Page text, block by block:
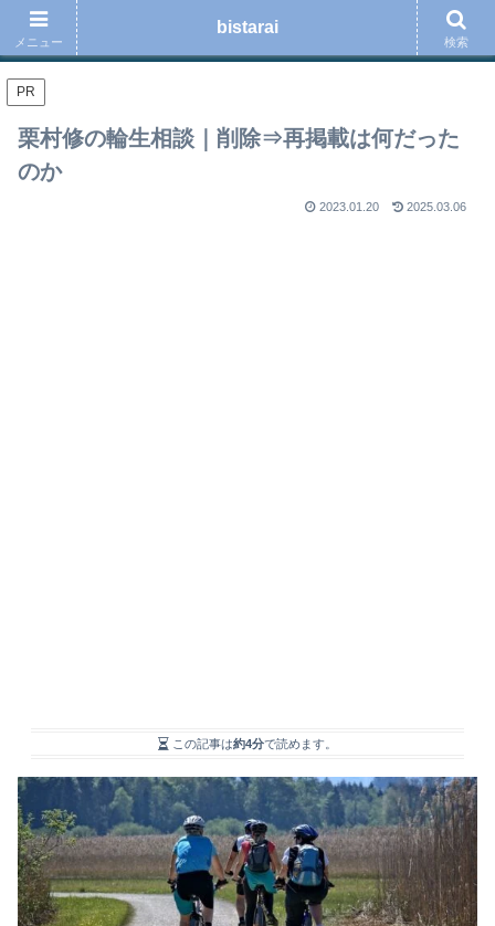
ロードバイク、スポーツ、音楽、読書、ブログ運用の事などを綴る趣味のブロ
PR
栗村修の輪生相談｜削除⇒再掲載は何だった
のか
2023.01.20 2025.03.06
この記事は約4分で読めます。
メニュー
bistarai
検索